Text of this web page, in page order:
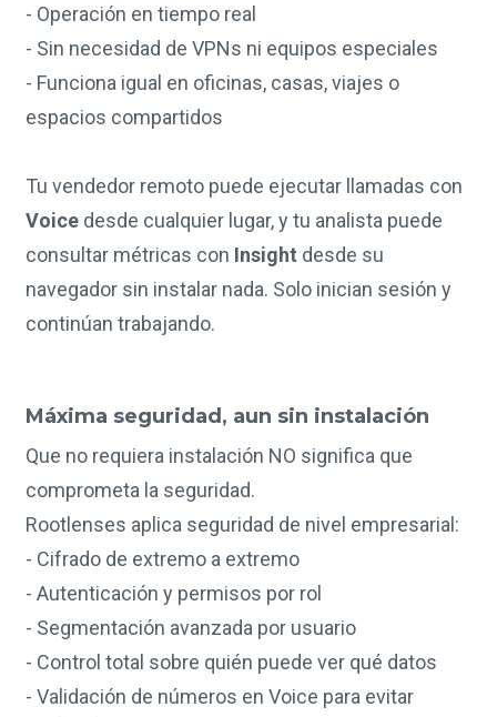
- Operación en tiempo real
- Sin necesidad de VPNs ni equipos especiales
- Funciona igual en oficinas, casas, viajes o
espacios compartidos
Tu vendedor remoto puede ejecutar llamadas con
Voicedesde cualquier lugar, y tu analista puede
consultar métricas con Insight desde su
navegador sin instalar nada. Solo inician sesión y
continúan trabajando.
Máxima seguridad, aun sin instalación
Que no requiera instalación NO significa que
comprometa la seguridad.
Rootlenses aplica seguridad de nivel empresarial:
- Cifrado de extremo a extremo
- Autenticación y permisos por rol
- Segmentación avanzada por usuario
- Control total sobre quién puede ver qué datos
- Validación de números en Voice para evitar